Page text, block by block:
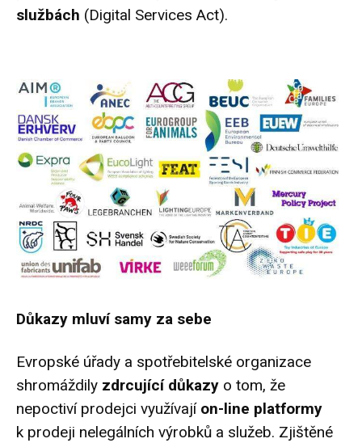
službách (Digital Services Act).
Důkazy mluví samy za sebe
Evropské úřady a spotřebitelské organizace
shromáždily zdrcující důkazy o tom, že
nepoctiví prodejci využívají on-line platformy
k prodeji nelegálních výrobků a služeb. Zjištěné